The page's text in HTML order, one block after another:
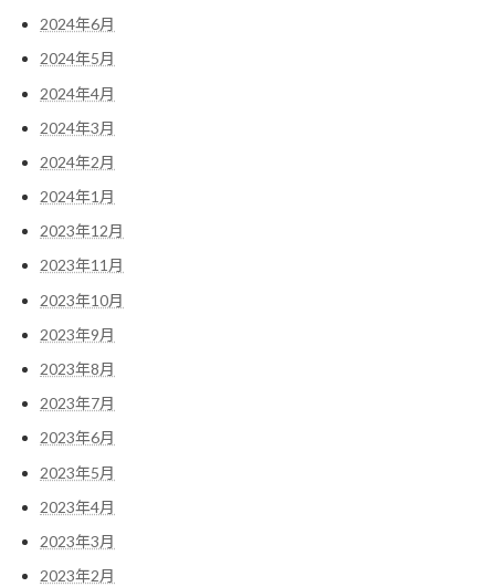
2024年6月
2024年5月
2024年4月
2024年3月
2024年2月
2024年1月
2023年12月
2023年11月
2023年10月
2023年9月
2023年8月
2023年7月
2023年6月
2023年5月
2023年4月
2023年3月
2023年2月